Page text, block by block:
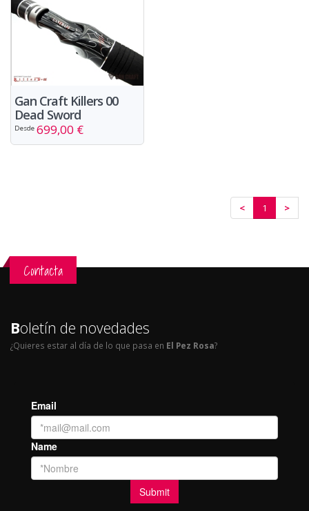
Gan Craft Killers 00
Dead Sword
Desde 699,00 €
< 1 >
Contacta
Boletín de novedades
¿Quieres estar al día de lo que pasa en El Pez Rosa?